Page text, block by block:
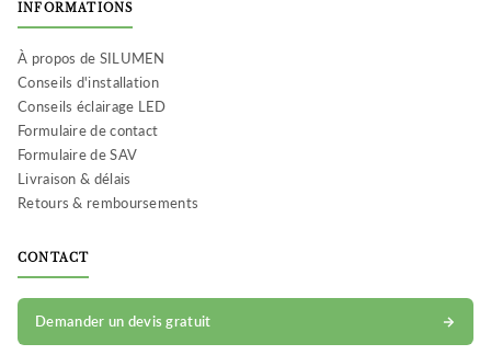
INFORMATIONS
À propos de SILUMEN
Conseils d'installation
Conseils éclairage LED
Formulaire de contact
Formulaire de SAV
Livraison & délais
Retours & remboursements
CONTACT
Demander un devis gratuit